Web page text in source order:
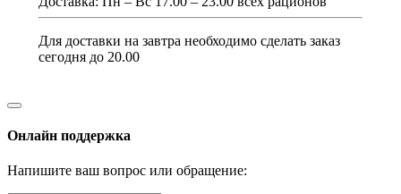
Для доставки на завтра необходимо сделать заказ
сегодня до 20.00
Онлайн поддержка
Напишите ваш вопрос или обращение: